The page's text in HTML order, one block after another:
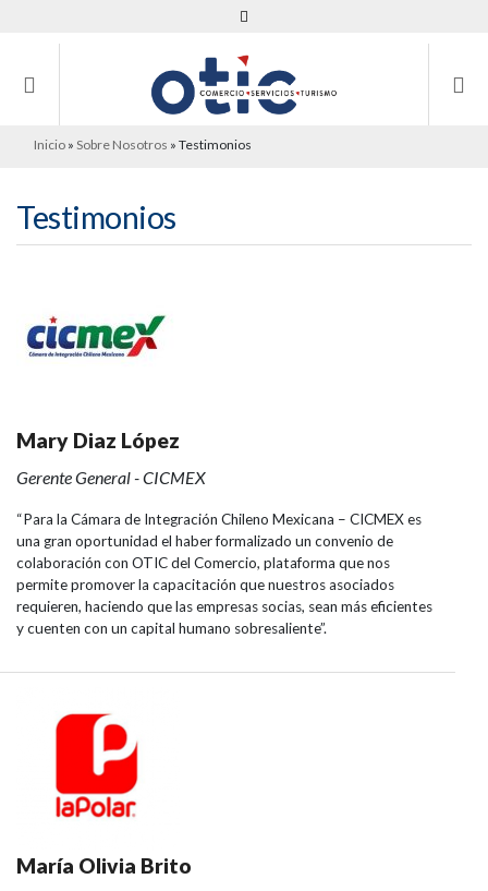
Inicio » Sobre Nosotros » Testimonios
Testimonios
Mary Diaz López
Gerente General - CICMEX
“Para la Cámara de Integración Chileno Mexicana – CICMEX es
una gran oportunidad el haber formalizado un convenio de
colaboración con OTIC del Comercio, plataforma que nos
permite promover la capacitación que nuestros asociados
requieren, haciendo que las empresas socias, sean más eficientes
y cuenten con un capital humano sobresaliente”.
María Olivia Brito